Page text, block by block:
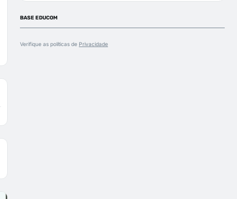
BASE EDUCOM
Verifique as políticas de Privacidade